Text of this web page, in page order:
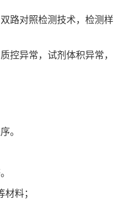
路对照检测技术，检测样
控异常，试剂体积异常，
。
料；